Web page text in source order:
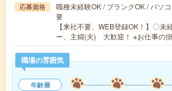
応募資格
職種未経験OK / ブランクOK / パソ
要
【来社不要、WEB登録OK！】〇未
ー、主婦(夫) 大歓迎！ ※お仕事の
職場の雰囲気
年齢層